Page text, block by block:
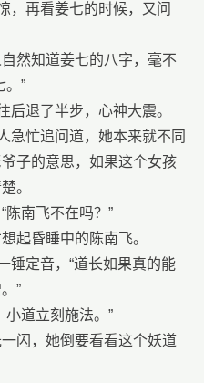
，再看姜七的时候，又问
然知道姜七的八字，毫不
。”
后退了半步，心神大震。
急忙追问道，她本来就不同
子的意思，如果这个女孩
。
陈南飞不在吗？”
起昏睡中的陈南飞。
锤定音，“道长如果真的能
”
小道立刻施法。”
闪，她倒要看看这个妖道